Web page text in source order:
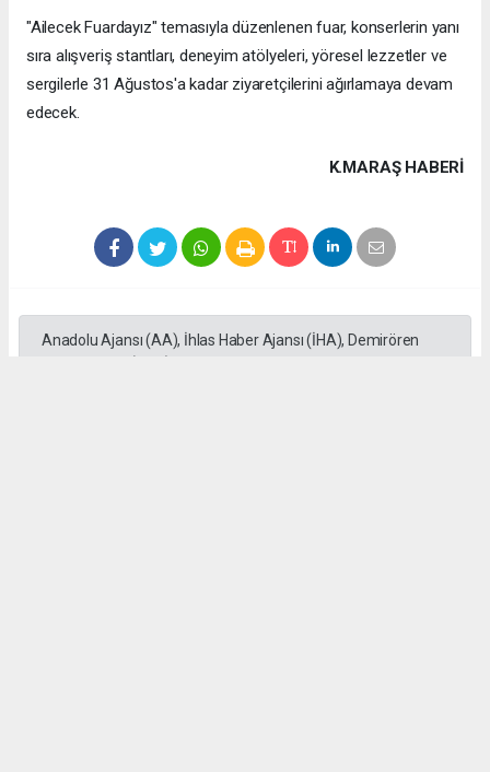
"Ailecek Fuardayız" temasıyla düzenlenen fuar, konserlerin yanı
sıra alışveriş stantları, deneyim atölyeleri, yöresel lezzetler ve
sergilerle 31 Ağustos'a kadar ziyaretçilerini ağırlamaya devam
edecek.
K.MARAŞ HABERİ
Anadolu Ajansı (AA), İhlas Haber Ajansı (İHA), Demirören